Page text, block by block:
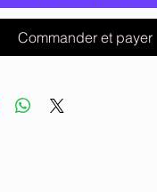
Commander et payer